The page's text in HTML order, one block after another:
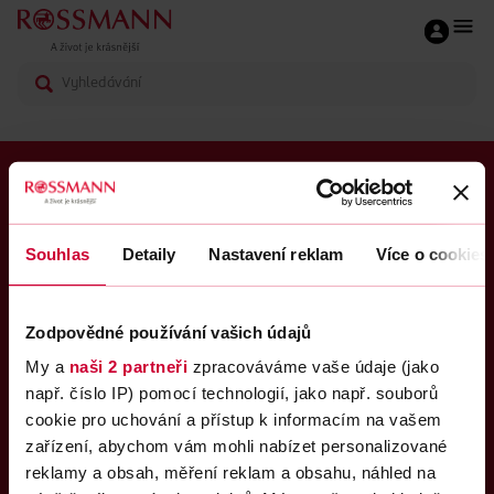
Souhlas Detaily Nastavení reklam Více o cookies
Zodpovědné používání vašich údajů
My a naši 2 partneři zpracováváme vaše údaje (jako
např. číslo IP) pomocí technologií, jako např. souborů
cookie pro uchování a přístup k informacím na vašem
zařízení, abychom vám mohli nabízet personalizované
reklamy a obsah, měření reklam a obsahu, náhled na
ROSSMANN CLUB
O nás
Časté dotazy
Kariéra
Kontakty
Sledujte nás
Upravit nastavení cookies